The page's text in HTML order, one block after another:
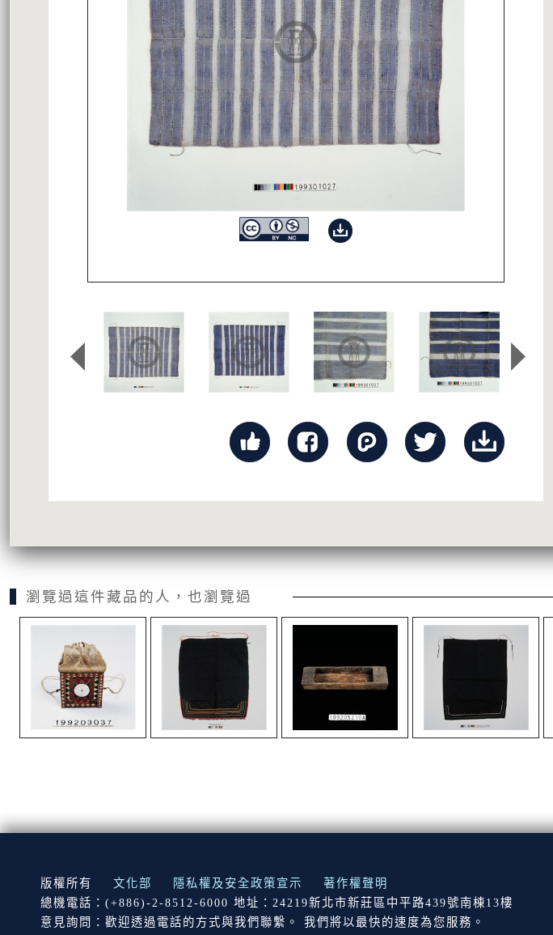
瀏覽過這件藏品的人，也瀏覽過
:::
版權所有 文化部 隱私權及安全政策宣示
著作權聲明
總機電話：(+886)-2-8512-6000 地址：24219新北市新莊區中平路439號南棟13樓
意見詢問：歡迎透過電話的方式與我們聯繫。 我們將以最快的速度為您服務。